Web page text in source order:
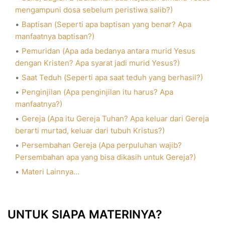
mengampuni dosa sebelum peristiwa salib?)
Baptisan (Seperti apa baptisan yang benar? Apa
manfaatnya baptisan?)
Pemuridan (Apa ada bedanya antara murid Yesus
dengan Kristen? Apa syarat jadi murid Yesus?)
Saat Teduh (Seperti apa saat teduh yang berhasil?)
Penginjilan (Apa penginjilan itu harus? Apa
manfaatnya?)
Gereja (Apa itu Gereja Tuhan? Apa keluar dari Gereja
berarti murtad, keluar dari tubuh Kristus?)
Persembahan Gereja (Apa perpuluhan wajib?
Persembahan apa yang bisa dikasih untuk Gereja?)
Materi Lainnya...
UNTUK SIAPA MATERINYA?